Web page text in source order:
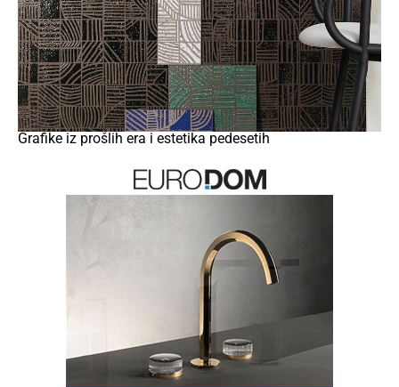
Grafike iz prošlih era i estetika pedesetih